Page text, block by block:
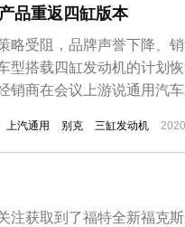
品重返四缸版本
略受阻，品牌声誉下降、
型搭载四缸发动机的计划
销商在会议上游说通用汽车
上汽通用 别克 三缸发动机
注获取到了福特全新福克